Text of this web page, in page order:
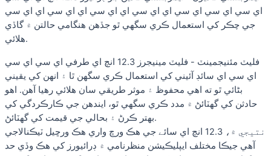
اي سي اي سي اي سي اي اي سي اي اي سي اي اي سي اي اي سي
جي چڪر کي استعمال ڪري سگهي ٿو جڏهن هنگامي حالتن ۾ گاڏي
هلائي.
فليٽ مئنيجمينٽ - فليٽ مينيجرز 12.3 انچ اي طرفي اي سي اي سي
اي سي اي سائڊ آئيني کي استعمال ڪري سگھن ٿا ۽ انهن کي يقيني
بڻائي ٿو ته اهي محفوظ ۽ موثر طريقي سان هلائي رهيا آهن. اهو
حادثن کي گهٽائڻ ۾ مدد ڪري سگهي ٿو، ايندھن جي ڪارڪردگي کي
بهتر ڪرڻ ۽ بحالي جي قيمت کي گهٽائڻ.
نتيجي ۾، 12.3 انچ اي سائے جي هڪ ورڇ واري هڪ ورڇيل ٽيڪنالاجي
آهي جيڪا مختلف ايپليڪيشن منظرنامي ۾ ڊرائيورز کي هڪ وڏي حد